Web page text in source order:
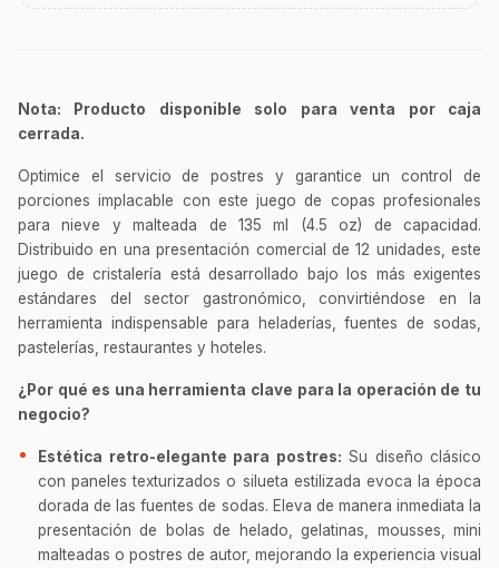
Nota: Producto disponible solo para venta por caja
cerrada.
Optimice el servicio de postres y garantice un control de
porciones implacable con este juego de copas profesionales
para nieve y malteada de 135 ml (4.5 oz) de capacidad.
Distribuido en una presentación comercial de 12 unidades, este
juego de cristalería está desarrollado bajo los más exigentes
estándares del sector gastronómico, convirtiéndose en la
herramienta indispensable para heladerías, fuentes de sodas,
pastelerías, restaurantes y hoteles.
¿Por qué es una herramienta clave para la operación de tu
negocio?
Estética retro-elegante para postres: Su diseño clásico
con paneles texturizados o silueta estilizada evoca la época
dorada de las fuentes de sodas. Eleva de manera inmediata la
presentación de bolas de helado, gelatinas, mousses, mini
malteadas o postres de autor, mejorando la experiencia visual